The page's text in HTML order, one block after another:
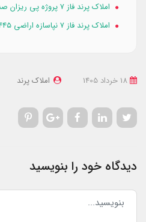
املاک پرند فاز ۷ پروژه پی ریزان صدرا
املاک پرند فاز ۷ نپاسازه اراضی ۴۴۵ هکتاری
املاک پرند
دیدگاه خود را بنویسید